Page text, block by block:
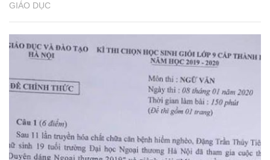
GIÁO DỤC